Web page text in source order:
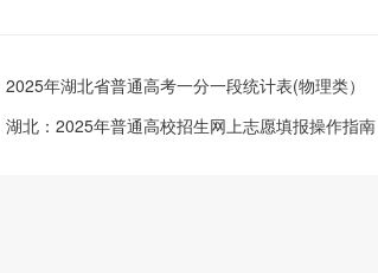
2025年湖北省普通高考一分一段统计表(物理类）
湖北：2025年普通高校招生网上志愿填报操作指南